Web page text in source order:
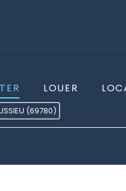
LOUER
(69780)